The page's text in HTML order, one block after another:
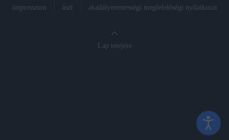
impresszum ászf akadálymentességi megfelelőségi nyilatkozat
Lap tetejére